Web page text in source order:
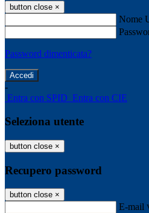
button close ×
Nome
Password dimenticata?
-
Entra con SPID Entra con CIE
Seleziona utente
button close ×
Recupero password
button close ×
E-mail